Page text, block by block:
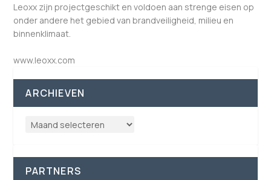
Leoxx zijn projectgeschikt en voldoen aan strenge eisen op
onder andere het gebied van brandveiligheid, milieu en
binnenklimaat.
www.leoxx.com
ARCHIEVEN
PARTNERS